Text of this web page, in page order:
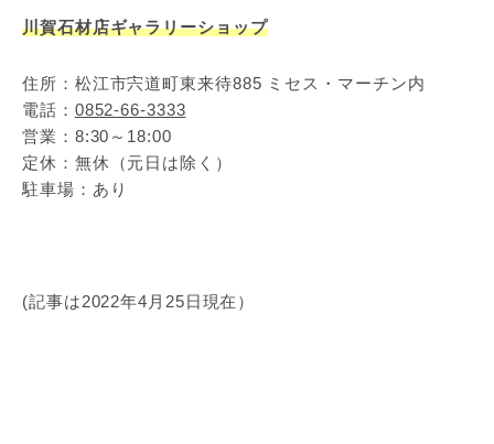
川賀石材店ギャラリーショップ
住所：松江市宍道町東来待885 ミセス・マーチン内
電話： 0852-66-3333
営業：8:30～18:00
定休：無休（元日は除く）
駐車場：あり
(記事は2022年4月25日現在）